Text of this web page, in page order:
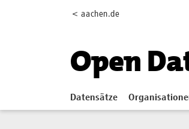
< aachen.de
Open
Datensätze